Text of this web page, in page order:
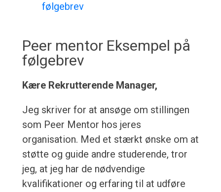
følgebrev
Peer mentor Eksempel på
følgebrev
Kære Rekrutterende Manager,
Jeg skriver for at ansøge om stillingen
som Peer Mentor hos jeres
organisation. Med et stærkt ønske om at
støtte og guide andre studerende, tror
jeg, at jeg har de nødvendige
kvalifikationer og erfaring til at udføre